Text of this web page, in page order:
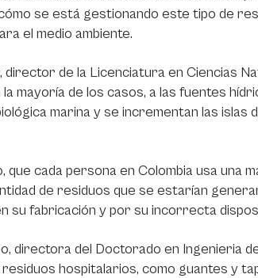
se está gestionando este tipo de
el medio ambiente.
de la Licenciatura en Ciencias
mayoría de los casos, a las fuentes
marina y se incrementan las islas
cada persona en Colombia usa una
de residuos que se estarían
su fabricación y por su incorrecta
directora del Doctorado en Ingenieria de
hospitalarios, como guantes y